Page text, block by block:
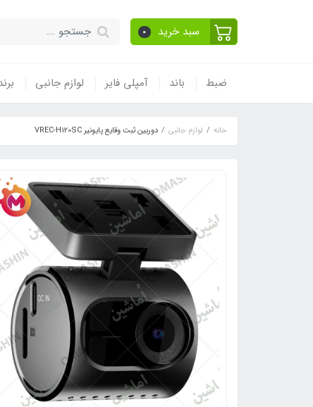
سبد خرید 0
ضبط باند آمپلی فایر لوازم جانبی
خانه لوازم جانبی دوربین ثبت وقایع پایونیر VREC-H120SC